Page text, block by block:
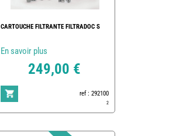
CARTOUCHE FILTRANTE FILTRADOC S
En savoir plus
249,00 €
ref : 292100
2